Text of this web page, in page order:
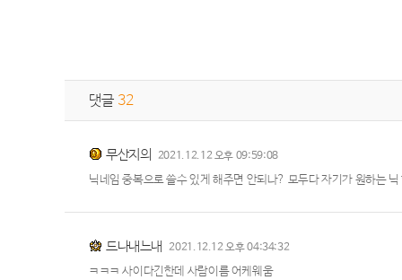
댓글 32
무산지의 2021.12.12 오후 09:59:08
닉네임 중복으로 쓸수 있게 해주면 안되나? 모두다 자기가 원하는
드나내느내 2021.12.12 오후 04:34:32
ㅋㅋㅋ 사이다긴한데 사람이름 어케웨움